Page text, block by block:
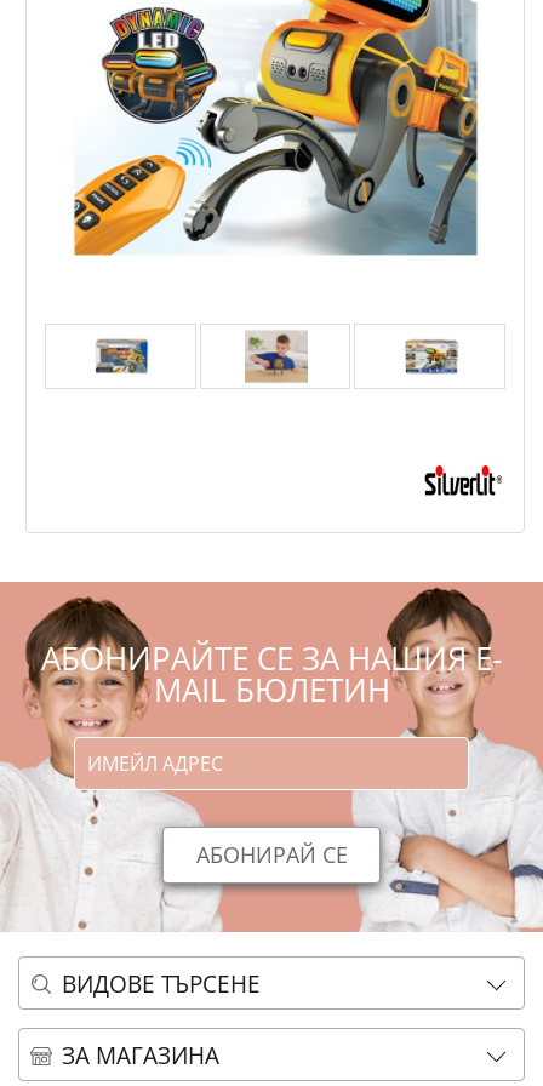
АБОНИРАЙТЕ СЕ ЗА НАШИЯ E-
MAIL БЮЛЕТИН
ВИДОВЕ ТЪРСЕНЕ
ОСНОВНО ТЪРСЕНЕ
АЗБУЧНО ТЪРСЕНЕ
ЗА МАГАЗИНА